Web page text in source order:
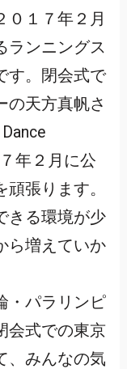
０１７年２月
ランニングス
す。閉会式で
の天方真帆さ
年２月に公
張ります。
きる環境が少
ら増えていか
・パラリンピ
会式での東京
、みんなの気